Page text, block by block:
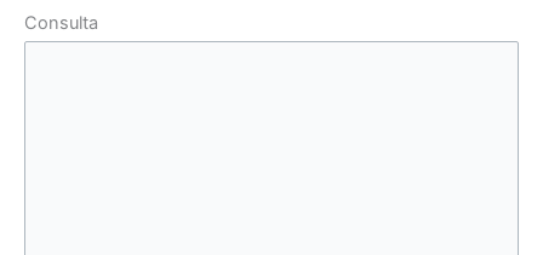
Consulta